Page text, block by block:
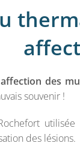
affection des
souvenir !
des lésions.